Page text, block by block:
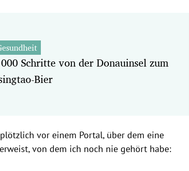
Schritte von der Donauinsel zum
Bier
vor einem Portal, über dem eine
von dem ich noch nie gehört habe: